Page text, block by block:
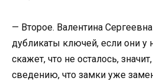
— Второе. Валентина
дубликаты ключей, если они у
скажет, что не осталось,
сведению, что замки уже